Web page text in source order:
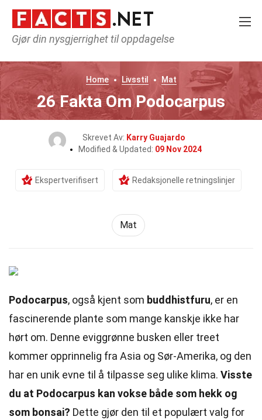
Gjør din nysgjerrighet til oppdagelse
Home Livsstil Mat
26 Fakta Om Podocarpus
Skrevet Av: Karry Guajardo
Modified & Updated: 09 Nov 2024
Ekspertverifisert Redaksjonelle retningslinjer
Mat
Podocarpus, også kjent som buddhistfuru, er en
fascinerende plante som mange kanskje ikke har
hørt om. Denne eviggrønne busken eller treet
kommer opprinnelig fra Asia og Sør-Amerika, og den
har en unik evne til å tilpasse seg ulike klima. Visste
du at Podocarpus kan vokse både som hekk og
som bonsai? Dette gjør den til et populært valg for